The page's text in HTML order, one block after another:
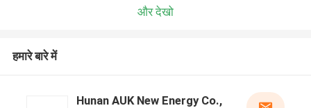
और देखो
हमारे बारे में
Hunan AUK New Energy Co.,